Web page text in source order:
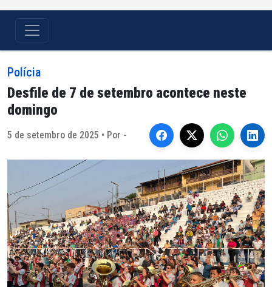
Polícia
Desfile de 7 de setembro acontece neste
domingo
5 de setembro de 2025 • Por -